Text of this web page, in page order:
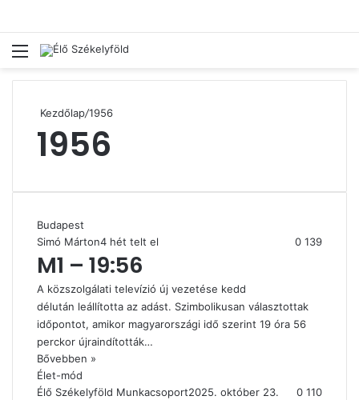
Menü
Kezdőlap/1956
1956
Budapest
Simó Márton4 hét telt el 0 139
M1 – 19:56
A közszolgálati televízió új vezetése kedd
délután leállította az adást. Szimbolikusan választottak
időpontot, amikor magyarországi idő szerint 19 óra 56
perckor újraindították…
Bővebben »
Élet-mód
Élő Székelyföld Munkacsoport2025. október 23. 0 110